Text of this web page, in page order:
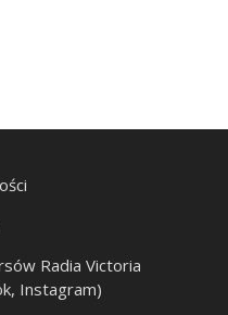
Radia Victoria
Instagram)